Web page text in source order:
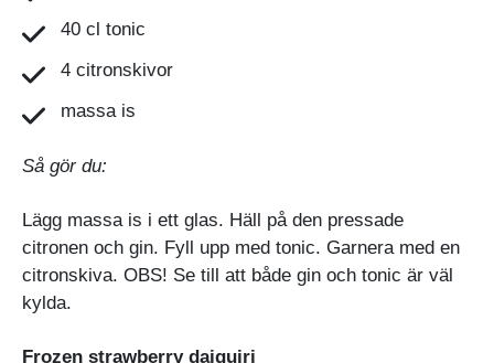
40 cl tonic
4 citronskivor
massa is
Så gör du:
Lägg massa is i ett glas. Häll på den pressade
citronen och gin. Fyll upp med tonic. Garnera med en
citronskiva. OBS! Se till att både gin och tonic är väl
kylda.
Frozen strawberry daiquiri